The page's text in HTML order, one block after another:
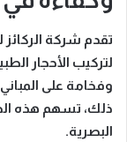
تقدم شركة الركائز
لتركيب الأحجار
وفخامة على المباني
ذلك، تسهم هذه
البصرية.